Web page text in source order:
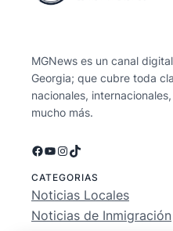
MGNews es un canal
Georgia; que cubre toda
nacionales,
mucho más.
Facebook
YouTube
Instagram
TikTok
CATEGORIAS
Noticias Locales
Noticias de Inmigración